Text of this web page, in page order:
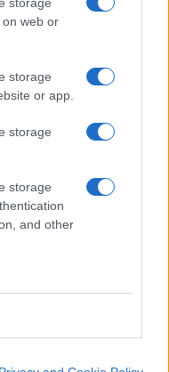
web or
storage
or app.
storage
storage
and other
riforma a
di più
chi paga le tasse
non deve